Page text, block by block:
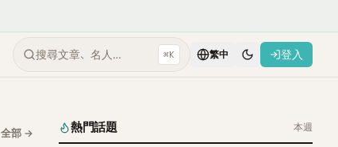
搜尋文章、名人… ⌘K 繁中 登入
全部 → 熱門話題 本週